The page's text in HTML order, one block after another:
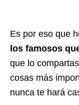
Es por eso que
los famosos
que lo
cosas más
nunca te hará